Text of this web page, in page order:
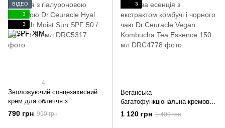
ВІДЕО
3
3
4
Зволожуючий сонцезахисний
крем для обличчя з
гіалуроновою кислотою
Dr.Ceuracle Hyal Reyouth Moist
790 грн 990 грн
3
Веганська
багатофункціональна кремова
есенція з екстрактом комбучі і
чорного чаю Dr.Ceuracle Vegan
1 120 грн 1 400 грн